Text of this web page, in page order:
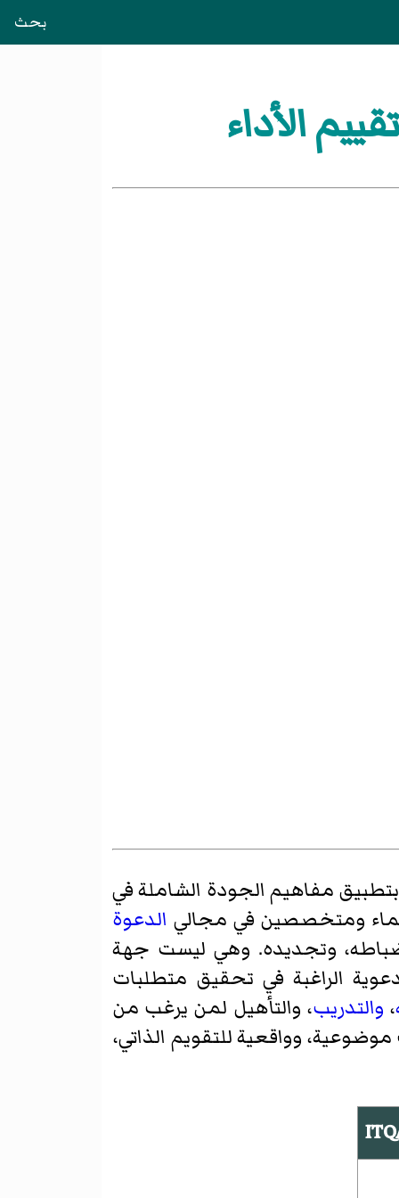
بحث
الأداء
مفاهيم الجودة الشاملة في
ومتخصصين في مجالي الدعوة
وتجديده. وهي ليست جهة
الراغبة في تحقيق متطلبات
، والتدريب، والتأهيل لمن يرغب من
وواقعية للتقويم الذاتي،